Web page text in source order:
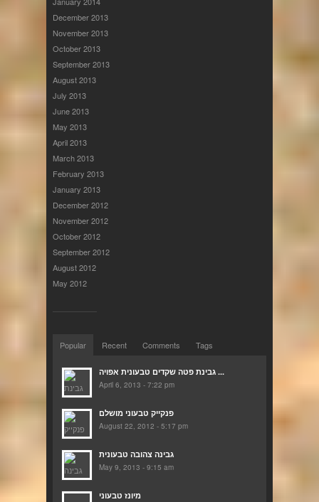
December 2013
November 2013
October 2013
September 2013
August 2013
July 2013
June 2013
May 2013
April 2013
March 2013
February 2013
January 2013
December 2012
November 2012
October 2012
September 2012
August 2012
May 2012
Popular Recent Comments Tags
גבינת פטה שקדים טבעונית אפויה ...
April 6, 2013 - 7:22 pm
פנקייק טבעוני מושלם
August 22, 2012 - 5:17 pm
גבינה צהובה טבעונית
May 9, 2013 - 9:15 am
מיונז טבעוני